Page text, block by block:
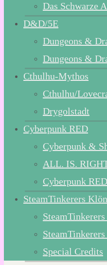
Das Schwarze
D&D/5E
Dungeons &
Dungeons &
Cthulhu-Mythos
Cthulhu/
Drygolstadt
Cyberpunk RED
Cyberpunk &
ALL. IS.
Cyberpunk
SteamTinkerers
Special Credits